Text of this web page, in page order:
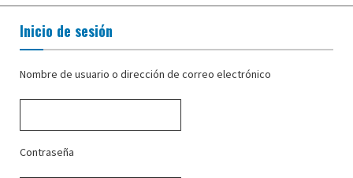
Inicio de sesión
Nombre de usuario o dirección de correo electrónico
Contraseña